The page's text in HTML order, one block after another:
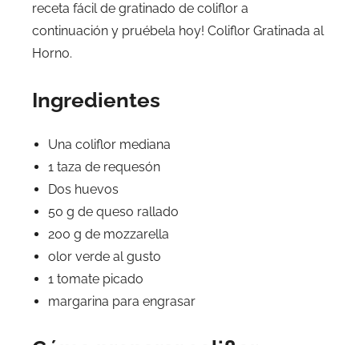
receta fácil de gratinado de coliflor a
continuación y pruébela hoy! Coliflor Gratinada al
Horno.
Ingredientes
Una coliflor mediana
1 taza de requesón
Dos huevos
50 g de queso rallado
200 g de mozzarella
olor verde al gusto
1 tomate picado
margarina para engrasar